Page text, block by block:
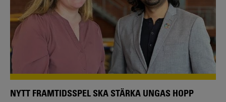
NYTT FRAMTIDSSPEL SKA STÄRKA UNGAS HOPP